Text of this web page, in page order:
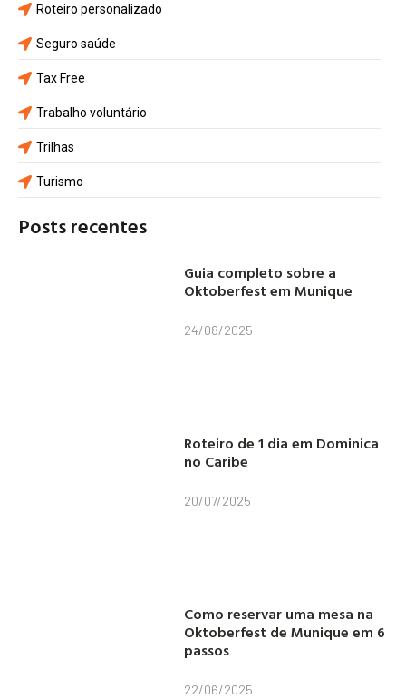
Roteiro personalizado
Seguro saúde
Tax Free
Trabalho voluntário
Trilhas
Turismo
Posts recentes
Guia completo sobre a
Oktoberfest em Munique
24/08/2025
Roteiro de 1 dia em Dominica
no Caribe
20/07/2025
Como reservar uma mesa na
Oktoberfest de Munique em 6
passos
22/06/2025